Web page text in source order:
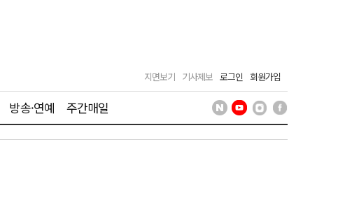
지면보기 기사제보 로그인 회원가입
방송·연예 주간매일